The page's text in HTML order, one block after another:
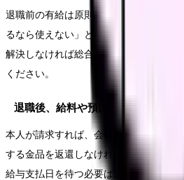
退職前の有給は原則取得できます（労
るなら使えない」という対応は原則と異
解決しなければ総合労働相談コーナー
ください。
退職後、給料や預けたお金がなかな
本人が請求すれば、会社は7日以内に賃
する金品を返還しなければなりません
給与支払日を待つ必要はありません。